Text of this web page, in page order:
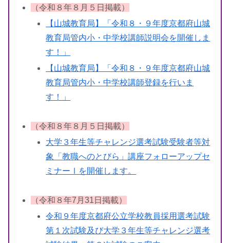
（令和８年８月５日掲載）
【山城教育局】「令和８・９年度京都府山城
教育局管内小・中学校講師説明会を開催しま
す！」
【山城教育局】「令和８・９年度京都府山城
教育局管内小・中学校講師登録を行いま
す！」
（令和８年８月５日掲載）
大学３年生等チャレンジ選考試験受験者等対
象「教職へのとびら」講座フォローアップセ
ミナーⅠを開催します。
（令和８年7月31日掲載）
令和９年度京都府公立学校教員採用選考試験
第１次試験及び大学３年生等チャレンジ選考